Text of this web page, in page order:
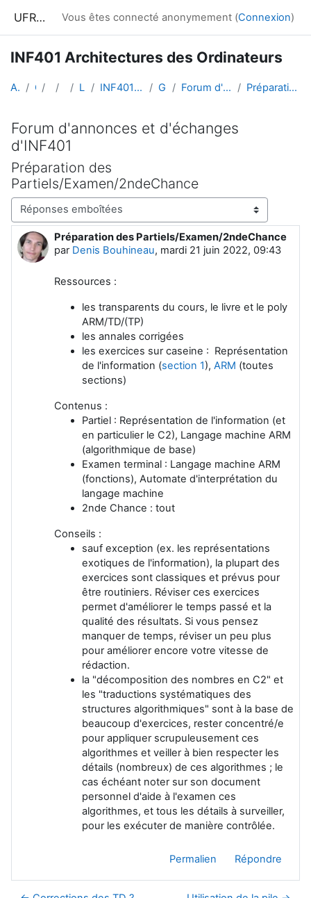
UFRIM²AG : Moodle Vous êtes connecté anonymement (Connexion)
INF401 Architectures des Ordinateurs
Accueil Cours UGAL.S.T Licence 2 INF401 Architectures des Ordinateurs Généralités Forum d'annonces et d'échanges d'INF401 Préparation des Partiels/Examen/2ndeChance
Forum d'annonces et d'échanges
d'INF401
Préparation des
Partiels/Examen/2ndeChance
Type d’affichage
Préparation des Partiels/Examen/2ndeChance
par Denis Bouhineau, mardi 21 juin 2022, 09:43
Nombre de réponses : 0
Ressources :
les transparents du cours, le livre et le poly
ARM/TD/(TP)
les annales corrigées
les exercices sur caseine : Représentation
de l'information (section 1), ARM (toutes
sections)
Contenus :
Partiel : Représentation de l'information (et
en particulier le C2), Langage machine ARM
(algorithmique de base)
Examen terminal : Langage machine ARM
(fonctions), Automate d'interprétation du
langage machine
2nde Chance : tout
Conseils :
sauf exception (ex. les représentations
exotiques de l'information), la plupart des
exercices sont classiques et prévus pour
être routiniers. Réviser ces exercices
permet d'améliorer le temps passé et la
qualité des résultats. Si vous pensez
manquer de temps, réviser un peu plus
pour améliorer encore votre vitesse de
rédaction.
la "décomposition des nombres en C2" et
les "traductions systématiques des
structures algorithmiques" sont à la base de
beaucoup d'exercices, rester concentré/e
pour appliquer scrupuleusement ces
algorithmes et veiller à bien respecter les
détails (nombreux) de ces algorithmes ; le
cas échéant noter sur son document
personnel d'aide à l'examen ces
algorithmes, et tous les détails à surveiller,
pour les exécuter de manière contrôlée.
Permalien Répondre